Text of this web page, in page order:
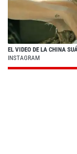
EL VIDEO DE LA CHINA
INSTAGRAM